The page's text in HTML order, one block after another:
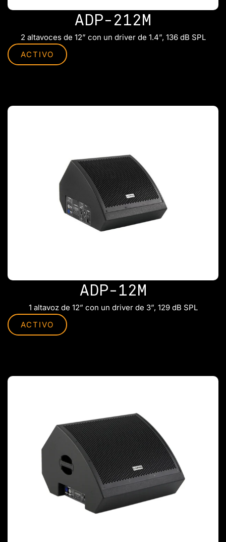
ADP-212M
2 altavoces de 12” con un driver de 1.4”, 136 dB SPL
ACTIVO
ADP-12M
1 altavoz de 12” con un driver de 3”, 129 dB SPL
ACTIVO